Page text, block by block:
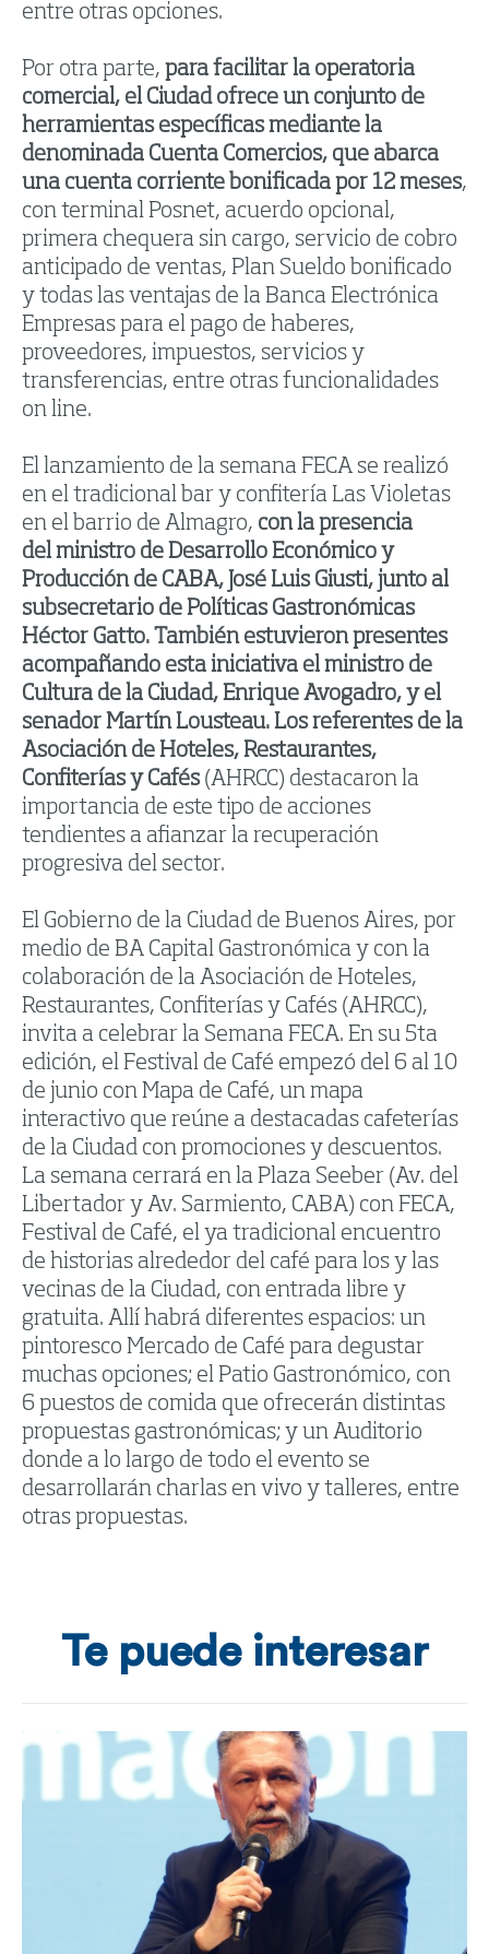
entre otras opciones.
Por otra parte, para facilitar la operatoria
comercial, el Ciudad ofrece un conjunto de
herramientas específicas mediante la
denominada Cuenta Comercios, que abarca
una cuenta corriente bonificada por 12 meses,
con terminal Posnet, acuerdo opcional,
primera chequera sin cargo, servicio de cobro
anticipado de ventas, Plan Sueldo bonificado
y todas las ventajas de la Banca Electrónica
Empresas para el pago de haberes,
proveedores, impuestos, servicios y
transferencias, entre otras funcionalidades
on line.
El lanzamiento de la semana FECA se realizó
en el tradicional bar y confitería Las Violetas
en el barrio de Almagro, con la presencia
del ministro de Desarrollo Económico y
Producción de CABA, José Luis Giusti, junto al
subsecretario de Políticas Gastronómicas
Héctor Gatto. También estuvieron presentes
acompañando esta iniciativa el ministro de
Cultura de la Ciudad, Enrique Avogadro, y el
senador Martín Lousteau. Los referentes de la
Asociación de Hoteles, Restaurantes,
Confiterías y Cafés(AHRCC) destacaron la
importancia de este tipo de acciones
tendientes a afianzar la recuperación
progresiva del sector.
El Gobierno de la Ciudad de Buenos Aires, por
medio de BA Capital Gastronómica y con la
colaboración de la Asociación de Hoteles,
Restaurantes, Confiterías y Cafés (AHRCC),
invita a celebrar la Semana FECA. En su 5ta
edición, el Festival de Café empezó del 6 al 10
de junio con Mapa de Café, un mapa
interactivo que reúne a destacadas cafeterías
de la Ciudad con promociones y descuentos.
La semana cerrará en la Plaza Seeber (Av. del
Libertador y Av. Sarmiento, CABA) con FECA,
Festival de Café, el ya tradicional encuentro
de historias alrededor del café para los y las
vecinas de la Ciudad, con entrada libre y
gratuita. Allí habrá diferentes espacios: un
pintoresco Mercado de Café para degustar
muchas opciones; el Patio Gastronómico, con
6 puestos de comida que ofrecerán distintas
propuestas gastronómicas; y un Auditorio
donde a lo largo de todo el evento se
desarrollarán charlas en vivo y talleres, entre
otras propuestas.
Te puede interesar